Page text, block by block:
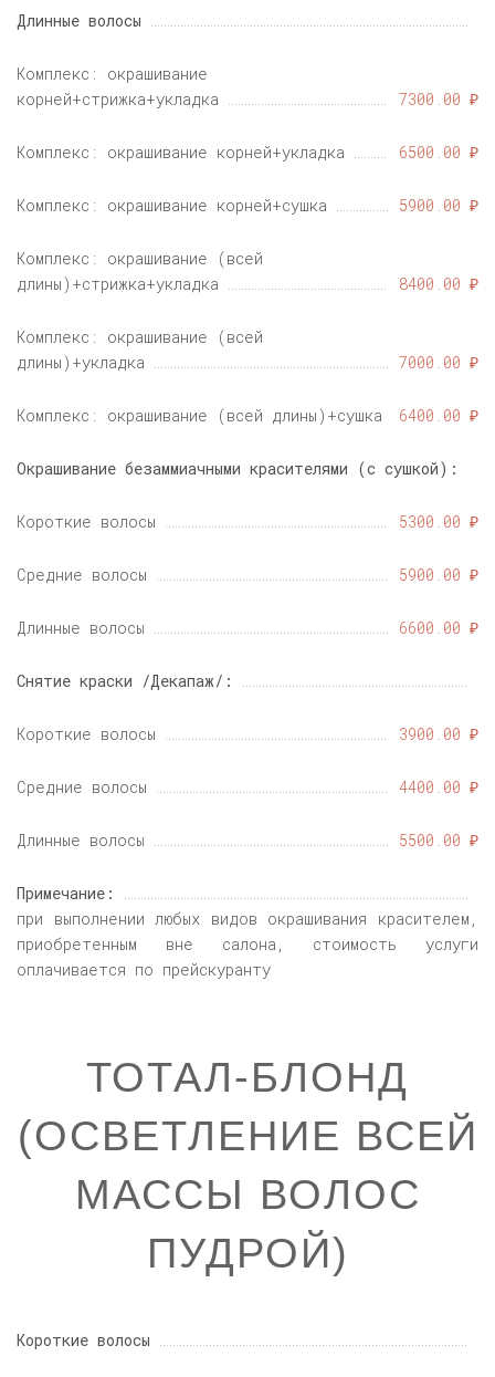
Длинные волосы
Комплекс: окрашивание
корней+стрижка+укладка
7300.00 ₽
Комплекс: окрашивание корней+укладка 6500.00 ₽
Комплекс: окрашивание корней+сушка 5900.00 ₽
Комплекс: окрашивание (всей
длины)+стрижка+укладка
8400.00 ₽
Комплекс: окрашивание (всей
длины)+укладка
7000.00 ₽
Комплекс: окрашивание (всей длины)+сушка 6400.00 ₽
Окрашивание безаммиачными красителями (с сушкой):
Короткие волосы 5300.00 ₽
Средние волосы 5900.00 ₽
Длинные волосы 6600.00 ₽
Снятие краски /Декапаж/:
Короткие волосы 3900.00 ₽
Средние волосы 4400.00 ₽
Длинные волосы 5500.00 ₽
Примечание:
при выполнении любых видов окрашивания красителем,
приобретенным вне салона, стоимость услуги
оплачивается по прейскуранту
ТОТАЛ-БЛОНД
(ОСВЕТЛЕНИЕ ВСЕЙ
МАССЫ ВОЛОС
ПУДРОЙ)
Короткие волосы